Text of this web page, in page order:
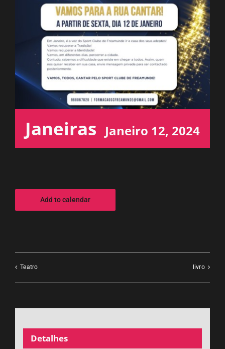
ESPAÇO OUVINTE
A RCP
CONTACTOS
OUVIR
Janeiras Janeiro 12, 2024
Add to calendar
Teatro livro
Detalhes